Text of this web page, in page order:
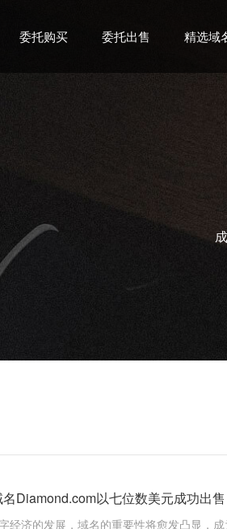
委托购买 委托出售 精选域
Diamond.com以七位数美元成功出
经济的发展，域名的重要性将愈发凸显，